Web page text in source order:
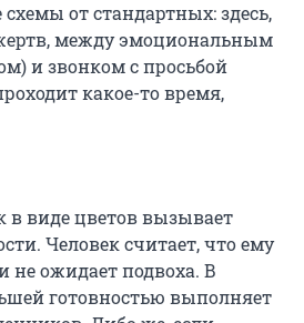
от стандартных: здесь,
между эмоциональным
и звонком с просьбой
какое-то время,
в виде цветов вызывает
Человек считает, что ему
не ожидает подвоха. В
готовностью выполняет